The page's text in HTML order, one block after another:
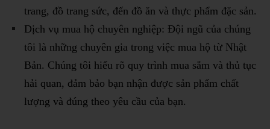
trang, đồ trang sức, đến đồ ăn và thực phẩm đặc sản.
Dịch vụ mua hộ chuyên nghiệp: Đội ngũ của chúng
tôi là những chuyên gia trong việc mua hộ từ Nhật
Bản. Chúng tôi hiểu rõ quy trình mua sắm và thủ tục
hải quan, đảm bảo bạn nhận được sản phẩm chất
lượng và đúng theo yêu cầu của bạn.